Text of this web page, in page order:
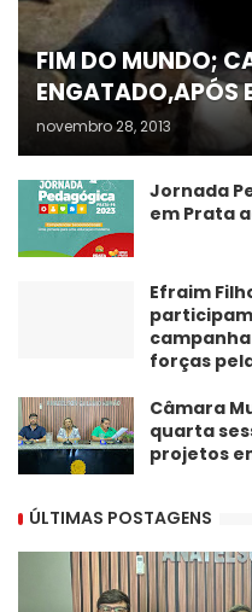
FIM DO MUNDO;
ENGATADO,APÓS
novembro 28, 2013
Jornada
em Prata
Efraim
forças
Câmara
quarta
projetos
ÚLTIMAS POSTAGENS